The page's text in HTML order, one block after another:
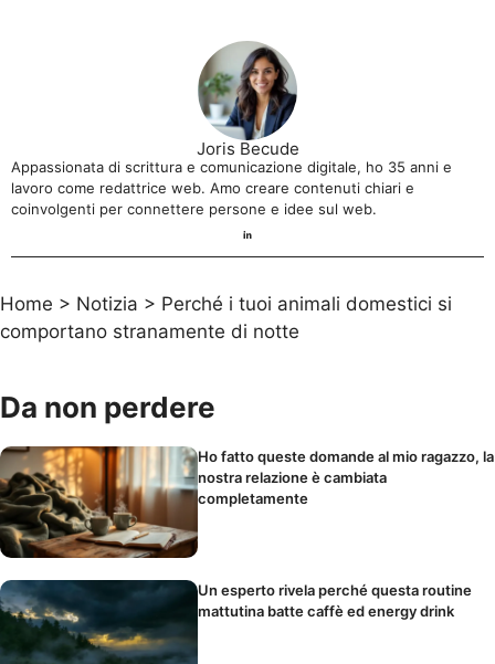
Joris Becude
Appassionata di scrittura e comunicazione digitale, ho 35 anni e
lavoro come redattrice web. Amo creare contenuti chiari e
coinvolgenti per connettere persone e idee sul web.
Home > Notizia > Perché i tuoi animali domestici si
comportano stranamente di notte
Da non perdere
Ho fatto queste domande al mio ragazzo, la
nostra relazione è cambiata
completamente
Un esperto rivela perché questa routine
mattutina batte caffè ed energy drink